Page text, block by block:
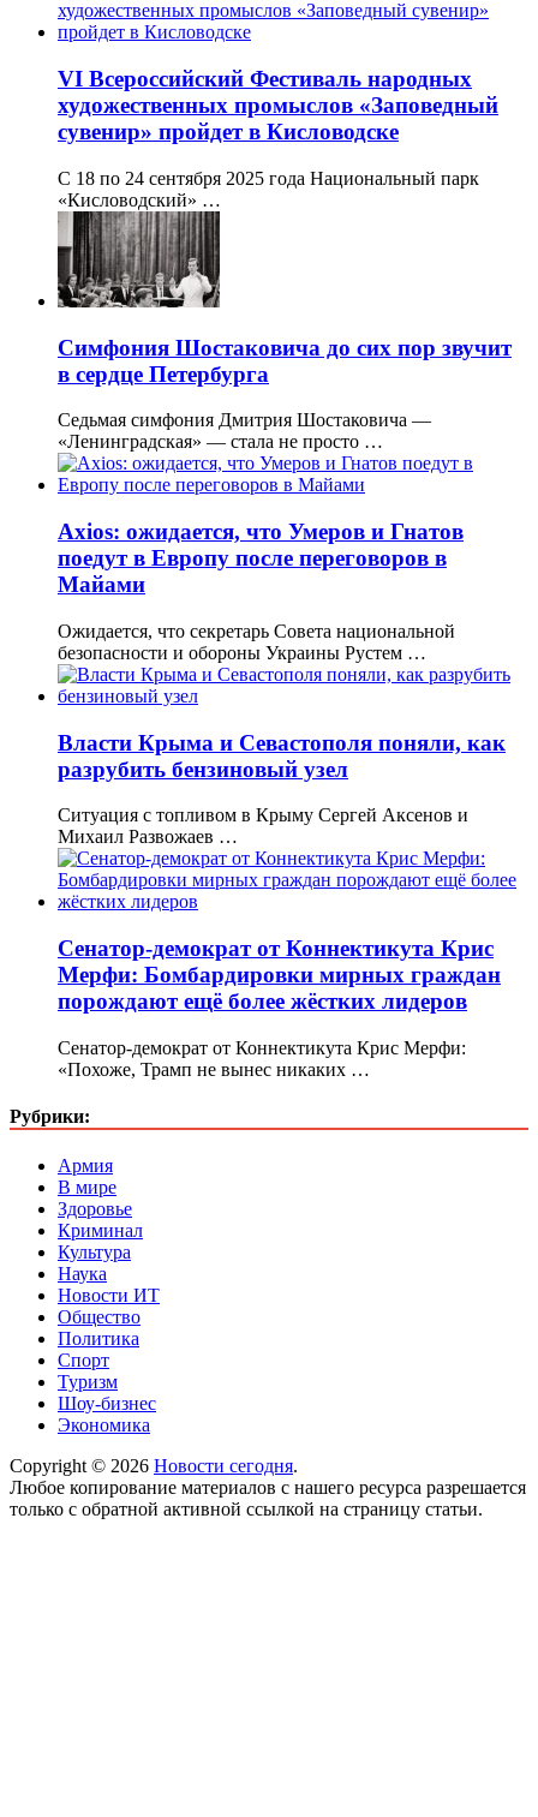
VI Всероссийский Фестиваль народных
художественных промыслов «Заповедный
сувенир» пройдет в Кисловодске
С 18 по 24 сентября 2025 года Национальный парк
«Кисловодский» …
Симфония Шостаковича до сих пор звучит
в сердце Петербурга
Седьмая симфония Дмитрия Шостаковича —
«Ленинградская» — стала не просто …
Axios: ожидается, что Умеров и Гнатов
поедут в Европу после переговоров в
Майами
Ожидается, что секретарь Совета национальной
безопасности и обороны Украины Рустем …
Власти Крыма и Севастополя поняли, как
разрубить бензиновый узел
Ситуация с топливом в Крыму Сергей Аксенов и
Михаил Развожаев …
Сенатор-демократ от Коннектикута Крис
Мерфи: Бомбардировки мирных граждан
порождают ещё более жёстких лидеров
Сенатор-демократ от Коннектикута Крис Мерфи:
«Похоже, Трамп не вынес никаких …
Рубрики:
Армия
В мире
Здоровье
Криминал
Культура
Наука
Новости ИТ
Общество
Политика
Спорт
Туризм
Шоу-бизнес
Экономика
Copyright © 2026 Новости сегодня.
Любое копирование материалов с нашего ресурса разрешается
только с обратной активной ссылкой на страницу статьи.